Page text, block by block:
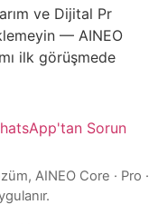
ve Dijital Pr
— AINEO
ilk görüşmede
Sorun
AINEO Core · Pro ·